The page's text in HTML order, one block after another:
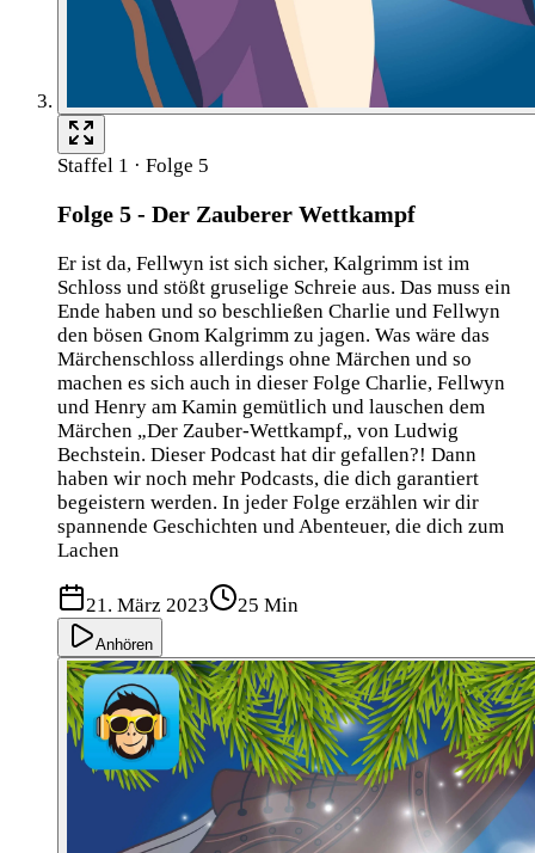
Staffel 1 · Folge 5
Folge 5 - Der Zauberer Wettkampf
Er ist da, Fellwyn ist sich sicher, Kalgrimm ist im
Schloss und stößt gruselige Schreie aus. Das muss ein
Ende haben und so beschließen Charlie und Fellwyn
den bösen Gnom Kalgrimm zu jagen. Was wäre das
Märchenschloss allerdings ohne Märchen und so
machen es sich auch in dieser Folge Charlie, Fellwyn
und Henry am Kamin gemütlich und lauschen dem
Märchen „Der Zauber-Wettkampf„ von Ludwig
Bechstein. Dieser Podcast hat dir gefallen?! Dann
haben wir noch mehr Podcasts, die dich garantiert
begeistern werden. In jeder Folge erzählen wir dir
spannende Geschichten und Abenteuer, die dich zum
Lachen
21. März 2023 25 Min
Anhören